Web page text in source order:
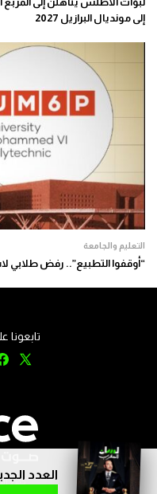
إلى مونديال البرازيل 2027
التعليم والجامعة
“أوقفوا التطبيع”.. رفض طلابي
العدد
تابعونا
جميع